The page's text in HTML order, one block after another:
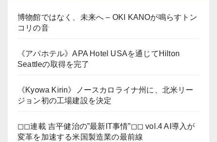
博物館ではなく、未来へ – OKI KANOが鳴らすトン
コリの音
《アパホテル》APA Hotel USAを通じてHilton
Seattleの取得を完了
《Kyowa Kirin》ノースカロライナ州に、北米リー
ジョン初の工場建設を決定
◻︎◻︎連載 吉平健治の”最新IT事情”◻︎◻︎ vol.4 AI導入が
変革を加速する米国製造業の最前線